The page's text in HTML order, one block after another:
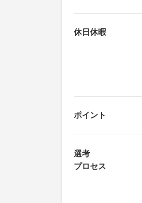
休日休暇
ポイント
選考
プロセス